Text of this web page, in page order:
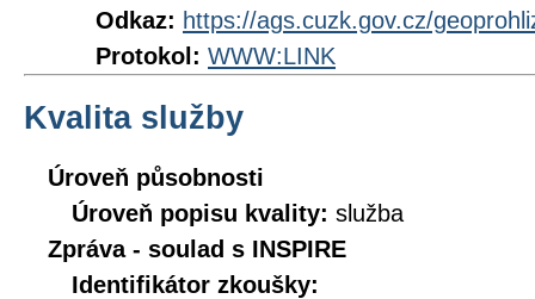
Odkaz: https://ags.cuzk.gov.cz/
Protokol: WWW:LINK
Kvalita služby
Úroveň působnosti
Úroveň popisu kvality: služba
Zpráva - soulad s INSPIRE
Identifikátor zkoušky: